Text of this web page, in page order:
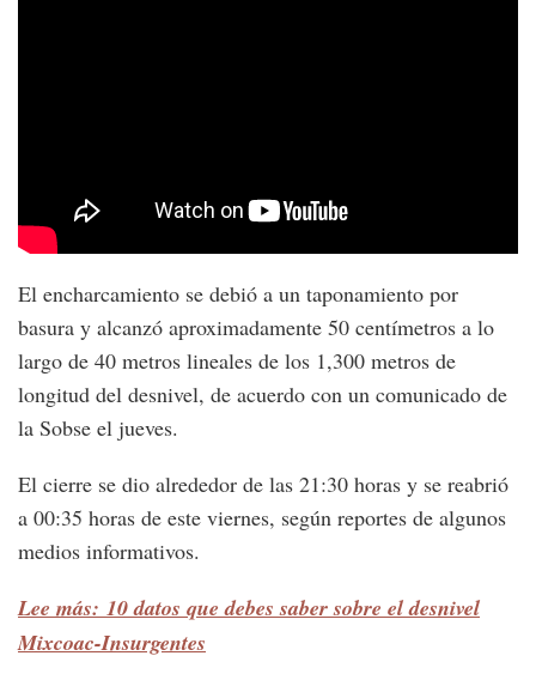
El encharcamiento se debió a un taponamiento por
basura y alcanzó aproximadamente 50 centímetros a lo
largo de 40 metros lineales de los 1,300 metros de
longitud del desnivel, de acuerdo con un comunicado de
la Sobse el jueves.
El cierre se dio alrededor de las 21:30 horas y se reabrió
a 00:35 horas de este viernes, según reportes de algunos
medios informativos.
Lee más: 10 datos que debes saber sobre el desnivel
Mixcoac-Insurgentes